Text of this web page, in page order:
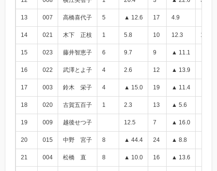
13 007 高橋喜代子 5 ▲ 12.6 17 4.9
14 021 木下 正枝 1 5.8 10 12.3 18.1
15 023 藤井智恵子 6 9.7 9 ▲ 11.1
16 022 武澤とよ子 4 2.6 12 ▲ 13.9
17 003 鈴木 栄子 4 ▲ 15.0 19 ▲ 11.4
18 020 古賀五百子 1 2.3 13 ▲ 5.6
19 009 越後せつ子 12.5 7 ▲ 16.0
20 015 中野 宮子 8 ▲ 44.4 24 ▲ 8.8
21 004 松橋 直 8 ▲ 10.0 16 ▲ 13.6